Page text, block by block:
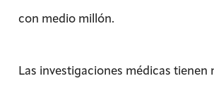
con medio millón.
Las investigaciones médicas tienen